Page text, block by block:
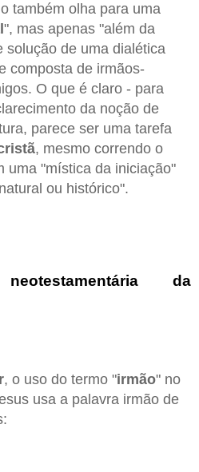
também olha para uma
", mas apenas "além da
solução de uma dialética
composta de irmãos-
O que é claro - para
da noção de
parece ser uma tarefa
, mesmo correndo o
uma "mística da iniciação"
ou histórico".
da
, o uso do termo "irmão" no
usa a palavra irmão de